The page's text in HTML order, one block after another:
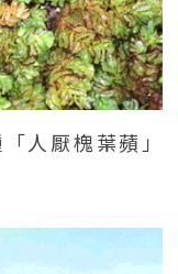
人厭槐葉蘋」